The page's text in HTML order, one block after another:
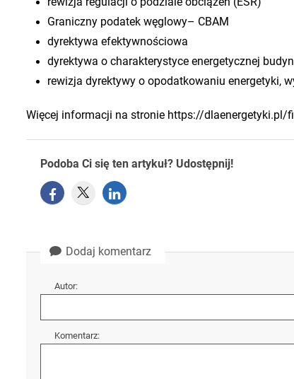
Graniczny podatek węglowy– CBAM
dyrektywa efektywnościowa
dyrektywa o charakterystyce energetycznej
rewizja dyrektywy o opodatkowaniu energetyki,
Więcej informacji na stronie https://dlaenergetyki.pl/
Podoba Ci się ten artykuł? Udostępnij!
Dodaj komentarz
Autor:
Komentarz: